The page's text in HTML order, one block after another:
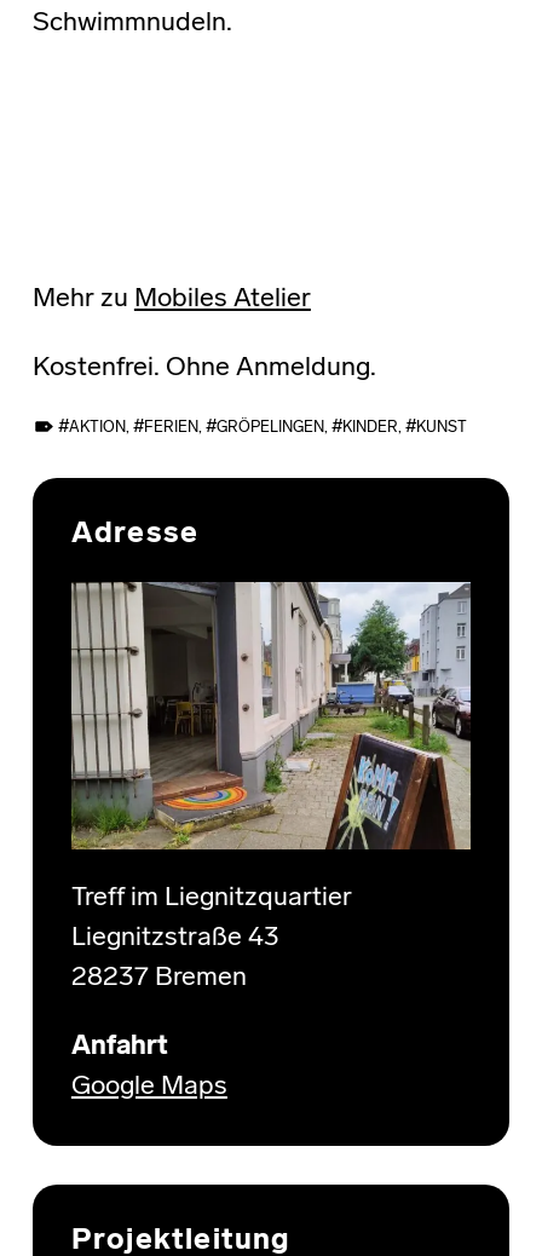
Schwimmnudeln.
Mehr zu Mobiles Atelier
Kostenfrei. Ohne Anmeldung.
AKTION, FERIEN, GRÖPELINGEN, KINDER, KUNST
Skip back to main navigation
Adresse
Treff im Liegnitzquartier
Liegnitzstraße 43
28237 Bremen
Anfahrt
Google Maps
Projektleitung